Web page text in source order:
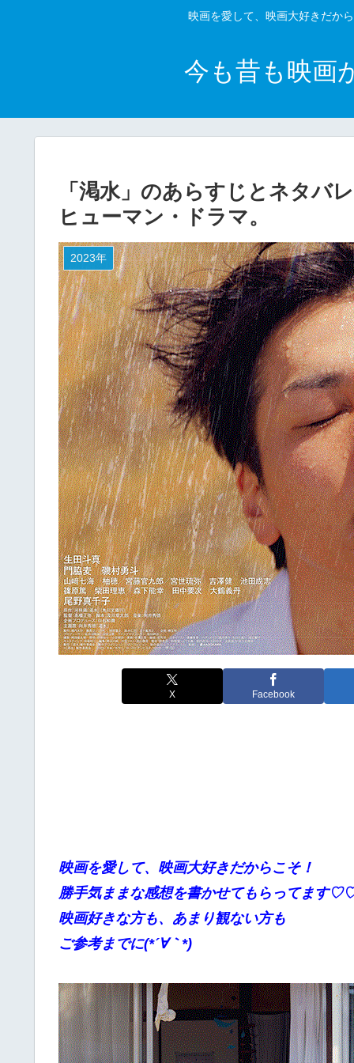
映画を愛して、映画大好きだか
今も昔も映画
「渇水」のあらすじとネタバ
ヒューマン・ドラマ。
2023年
X Facebook
映画を愛して、映画大好きだからこそ！
勝手気ままな感想を書かせてもらってます
映画好きな方も、あまり観ない方も
ご参考までに(*´∀｀*)